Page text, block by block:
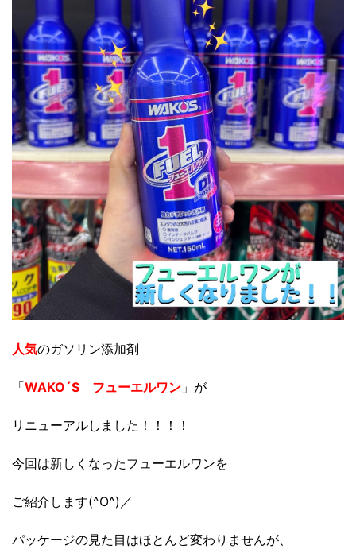
人気のガソリン添加剤
「WAKO´S フューエルワン 」が
リニューアルしました！！！！
今回は新しくなったフューエルワンを
ご紹介します(^O^)／
パッケージの見た目はほとんど変わりませんが、